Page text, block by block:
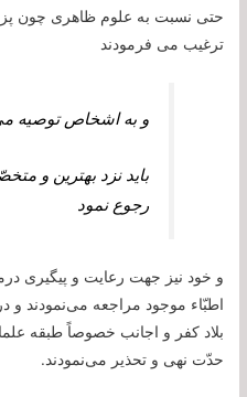
حتى نسبت به علوم ظاهرى چون
ترغيب می ‏فرمودند
و به اشخاص توصيه
بايد نزد بهترين و
رجوع نمود
و خود نيز جهت رعايت و پيگيرى
اطبّاء موجود مراجعه می‌نمودند و
بلاد كفر و اجانب خصوصاً طبقه
حدّت نهى و تحذير می‌‏نمودند.